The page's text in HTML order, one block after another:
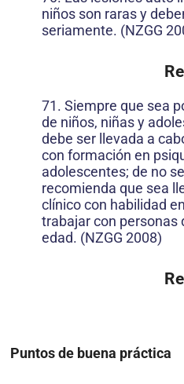
niños son raras y
seriamente. (NZGG
71. Siempre que sea
de niños, niñas y
debe ser llevada a
con formación en
adolescentes; de no
recomienda que sea
clínico con habilidad
trabajar con personas
edad. (NZGG 2008)
Puntos de buena práctica